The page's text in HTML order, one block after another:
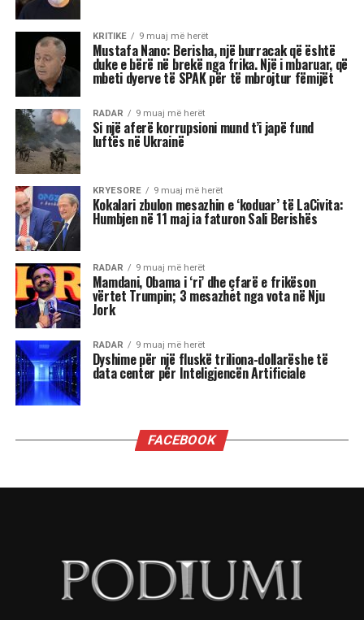
sanksioneve të vendosura nga Departamenti
Amerikan i Shtetit ndaj Berishës, duke nënvizuar
se nuk ka asnjë dyshim apo hezitim për këtë
vendim.
Pyetja u drejtua nga shtetasi shqiptar Fatjon
Semanjaku, i cili duke rikujtuar vendimin e
administratës së mëparshme amerikane për
shpalljen “non grata” të Berishës, dhe faktin që
Blinken e cilësoi kryeministrin Edi Rama “lider
të shquar” gjatë një vizite në Shqipëri, i drejtoi
këtë pyetje:
“Dua të di sa i “shquar” duhet të jem që dyert e
Zyrës Ovale të hapen në rast se bëhem
kryeministër i Shqipërisë kur në Shtëpinë e
Bardhë rikthehet fraksioni mafioz i George Soros
i së majtës së sotme shumë shumë shumë
malinje?”
”Ju thatë që mund të zgjedh përgjigjen që dua t’i
shumë, shumë keq për atë që keni kaluar
sanksioneve të vendosura ndaj z. Berisha. Nuk
kam asnjë hezitim apo dyshim për këtë vendim,
aspak. Kjo nuk flet për mangësitë e